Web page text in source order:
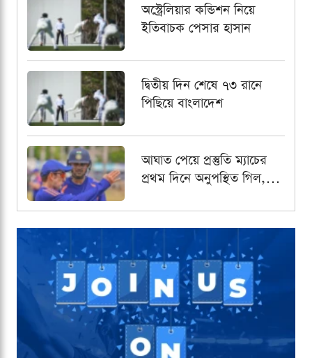
অস্ট্রেলিয়ার কন্ডিশন নিয়ে
ইতিবাচক পেসার হাসান
দ্বিতীয় দিন শেষে ৭৩ রানে
পিছিয়ে বাংলাদেশ
আঘাত পেয়ে প্রস্তুতি ম্যাচের
প্রথম দিনে অনুপস্থিত গিল,